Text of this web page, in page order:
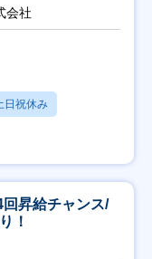
会社
日祝休み
回昇給チャンス/
！